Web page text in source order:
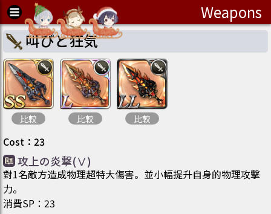
Weapons
叫びと狂気
比較 比較 比較
Cost ： 23
攻上の炎撃(Ⅴ)
對1名敵方造成物理超特大傷害。並小幅提升自身的物理攻撃
力。
消費SP ： 23